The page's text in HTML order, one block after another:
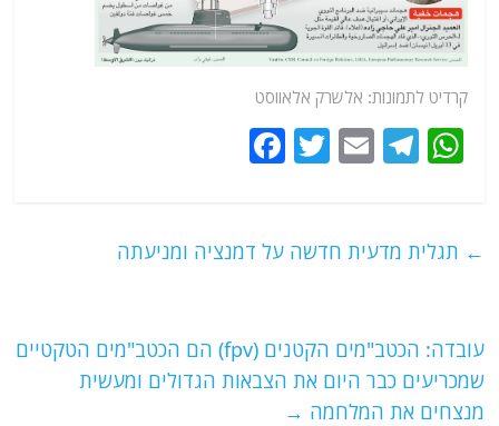
קרדיט לתמונות: אלשרק אלאווסט
W
s
p
T
g
E
l
T
er
e
o
k
← תגלית מדעית חדשה על דמנציה ומניעתה
עובדה: הכטב"מים הקטנים (fpv) הם הכטב"מים הטקטיים
שמכריעים כבר היום את הצבאות הגדולים ומעשית
מנצחים את המלחמה →